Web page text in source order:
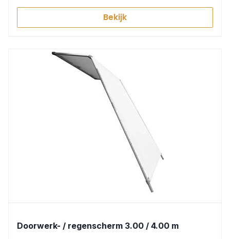
Bekijk
Doorwerk- / regenscherm 3.00 / 4.00 m